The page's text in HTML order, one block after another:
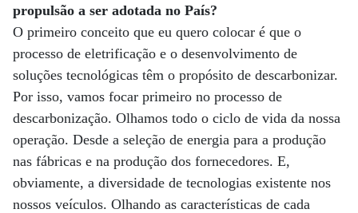
propulsão a ser adotada no País?
O primeiro conceito que eu quero colocar é que o
processo de eletrificação e o desenvolvimento de
soluções tecnológicas têm o propósito de descarbonizar.
Por isso, vamos focar primeiro no processo de
descarbonização. Olhamos todo o ciclo de vida da nossa
operação. Desde a seleção de energia para a produção
nas fábricas e na produção dos fornecedores. E,
obviamente, a diversidade de tecnologias existente nos
nossos veículos. Olhando as características de cada